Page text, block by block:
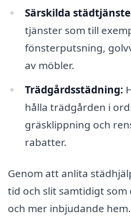
Särskilda
tjänster som till
fönsterputsning,
av möbler.
Trädgårdsstädning:
hålla trädgården i
gräsklippning och
rabatter.
Genom att anlita
tid och slit samtidigt
och mer inbjudande